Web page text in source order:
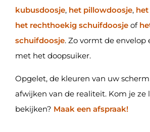
kubusdoosje, het pillowdoosje,
het rechthoekig schuifdoosje of
schuifdoosje. Zo vormt de envelop
met het doopsuiker.
Opgelet, de kleuren van uw
afwijken van de realiteit. Kom je ze
bekijken? Maak een afspraak!